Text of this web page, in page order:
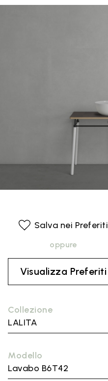
Collezione
LALITA
Modello
Lavabo B6T42
Salva nei Preferiti
oppure
Visualizza Preferiti